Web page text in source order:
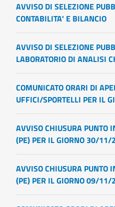
AVVISO DI SELEZIONE
CONTABILITA' E BILANCIO
AVVISO DI SELEZIONE
LABORATORIO DI ANALISI
COMUNICATO ORARI DI
UFFICI/SPORTELLI PER IL
AVVISO CHIUSURA PUNTO
(PE) PER IL GIORNO 30/11/
AVVISO CHIUSURA PUNTO
(PE) PER IL GIORNO 09/11/